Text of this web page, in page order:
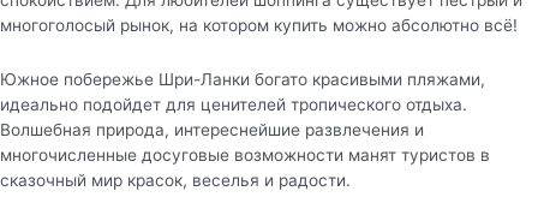
многоголосый рынок, на котором купить можно абсолютно всё!
Южное побережье Шри-Ланки богато красивыми пляжами,
идеально подойдет для ценителей тропического отдыха.
Волшебная природа, интереснейшие развлечения и
многочисленные досуговые возможности манят туристов в
сказочный мир красок, веселья и радости.